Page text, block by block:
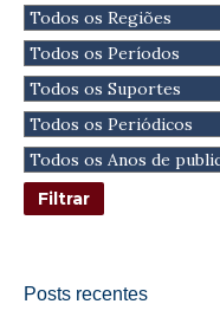
Posts recentes